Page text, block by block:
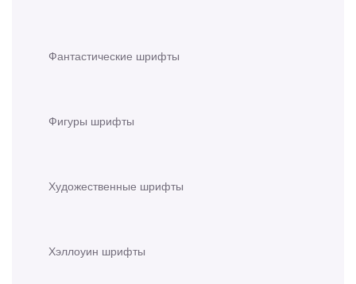
Фантастические шрифты
Фигуры шрифты
Художественные шрифты
Хэллоуин шрифты